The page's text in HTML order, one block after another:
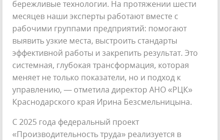
бережливые технологии. На протяжении шести
месяцев наши эксперты работают вместе с
рабочими группами предприятий: помогают
выявить узкие места, выстроить стандарты
эффективной работы и закрепить результат. Это
системная, глубокая трансформация, которая
меняет не только показатели, но и подход к
управлению, — отметила директор АНО «РЦК»
Краснодарского края Ирина Безсмельницына.
С 2025 года федеральный проект
«Производительность труда» реализуется в